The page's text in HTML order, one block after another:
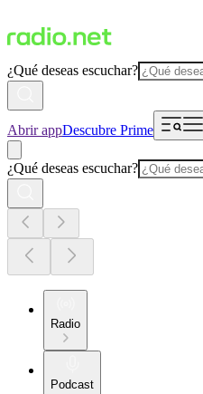
¿Qué deseas escuchar?
Abrir appDescubre Prime
¿Qué deseas escuchar?
Radio
Podcast